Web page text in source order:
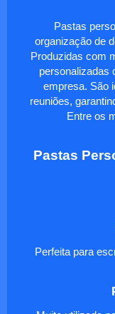
Pastas
organização de
Produzidas com
personalizadas
empresa. São
reuniões,
Entre os
Pastas
Perfeita para